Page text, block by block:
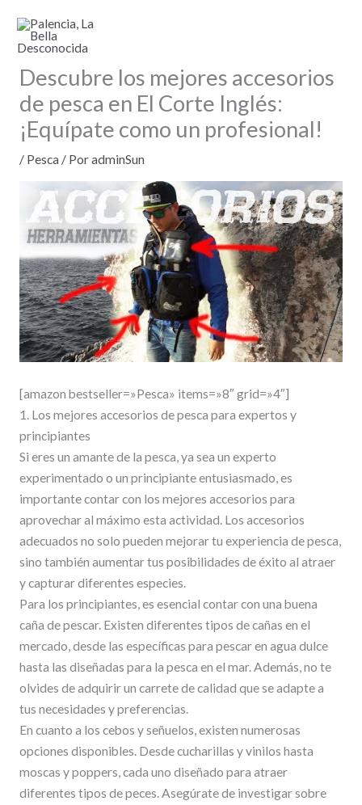
contenido
Descubre los mejores accesorios
de pesca en El Corte Inglés:
¡Equípate como un profesional!
/ Pesca / PoradminSun
[amazon bestseller=»Pesca» items=»8″ grid=»4″]
1. Los mejores accesorios de pesca para expertos y
principiantes
Si eres un amante de la pesca, ya sea un experto
experimentado o un principiante entusiasmado, es
importante contar con los mejores accesorios para
aprovechar al máximo esta actividad. Los accesorios
adecuados no solo pueden mejorar tu experiencia de pesca,
sino también aumentar tus posibilidades de éxito al atraer
y capturar diferentes especies.
Para los principiantes, es esencial contar con una buena
caña de pescar. Existen diferentes tipos de cañas en el
mercado, desde las específicas para pescar en agua dulce
hasta las diseñadas para la pesca en el mar. Además, no te
olvides de adquirir un carrete de calidad que se adapte a
tus necesidades y preferencias.
En cuanto a los cebos y señuelos, existen numerosas
opciones disponibles. Desde cucharillas y vinilos hasta
moscas y poppers, cada uno diseñado para atraer
diferentes tipos de peces. Asegúrate de investigar sobre